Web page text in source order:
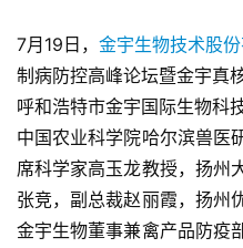
7月19日， 金宇生物技术股
制病防控高峰论坛暨金宇真
呼和浩特市金宇国际生物科
中国农业科学院哈尔滨兽医
席科学家高玉龙教授，扬州
张竞，副总裁赵丽霞，扬州
金宇生物董事兼禽产品防疫